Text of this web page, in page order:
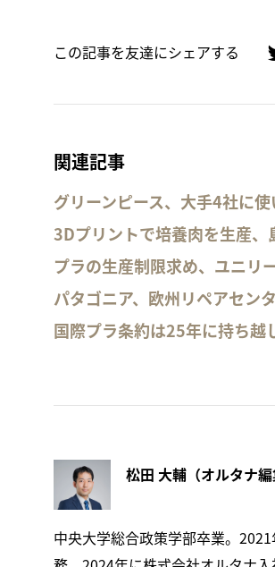
この記事を友達にシェアする
関連記事
グリーンピース、大手4社に
3Dプリントで培養肉を生産
プラの生産制限求め、ユニリ
パタゴニア、欧州リペアセン
国際プラ条約は25年に持ち越
松田 大輔（オルタナ編
中央大学総合政策学部卒業。